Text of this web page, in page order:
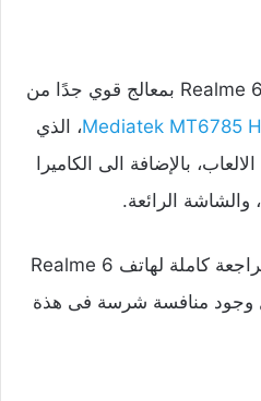
أطلقت شركة ريلمى هاتف Realme 6 بمعالج قوي جدًا من
Mediatek MT6785، الذي
بالإضافة الى الكاميرا
في مقالنا سوف نستعرض مراجعة كاملة لهاتف Realme 6
وجود منافسة شرسة فى هذة